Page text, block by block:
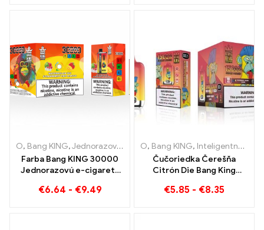
kombinácia
O, Bang KING,Jednorazové elektronické cigarety Litva ,
Farba Bang KING 30000
Jednorazovú e-cigaretu
kombinácia chladivej
€6.64 - €9.49
O, Bang KING, Inteligentná obrazovka Bang King 15000 Bafať
Čučoriedka Čerešňa
Citrón Die Bang King
15000 Puffs Prehľad
€5.85 - €8.35